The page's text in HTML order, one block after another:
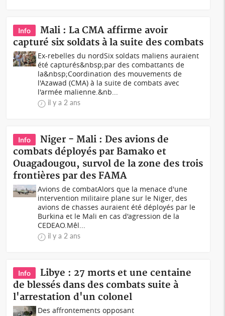
Info
Mali : La CMA affirme avoir
capturé six soldats à la suite des combats
Ex-rebelles du nordSix soldats maliens auraient
été capturés&nbsp;par des combattants de
la&nbsp;Coordination des mouvements de
l'Azawad (CMA) à la suite de combats avec
l'armée malienne.&nb...
il y a 2 ans
Info
Niger - Mali : Des avions de
combats déployés par Bamako et
Ouagadougou, survol de la zone des trois
frontières par des FAMA
Avions de combatAlors que la menace d'une
intervention militaire plane sur le Niger, des
avions de chasses auraient été déployés par le
Burkina et le Mali en cas d'agression de la
CEDEAO.Mêl...
il y a 2 ans
Info
Libye : 27 morts et une centaine
de blessés dans des combats suite à
l'arrestation d'un colonel
Des affrontements opposant